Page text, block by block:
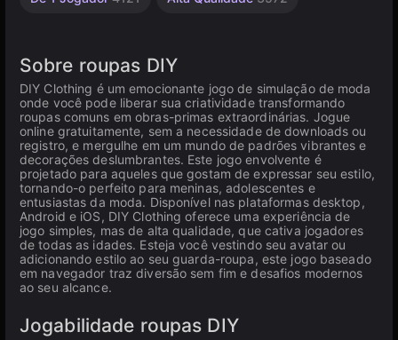
Sobre roupas DIY
DIY Clothing é um emocionante jogo de simulação de moda
onde você pode liberar sua criatividade transformando
roupas comuns em obras-primas extraordinárias. Jogue
online gratuitamente, sem a necessidade de downloads ou
registro, e mergulhe em um mundo de padrões vibrantes e
decorações deslumbrantes. Este jogo envolvente é
projetado para aqueles que gostam de expressar seu estilo,
tornando-o perfeito para meninas, adolescentes e
entusiastas da moda. Disponível nas plataformas desktop,
Android e iOS, DIY Clothing oferece uma experiência de
jogo simples, mas de alta qualidade, que cativa jogadores
de todas as idades. Esteja você vestindo seu avatar ou
adicionando estilo ao seu guarda-roupa, este jogo baseado
em navegador traz diversão sem fim e desafios modernos
ao seu alcance.
Jogabilidade roupas DIY